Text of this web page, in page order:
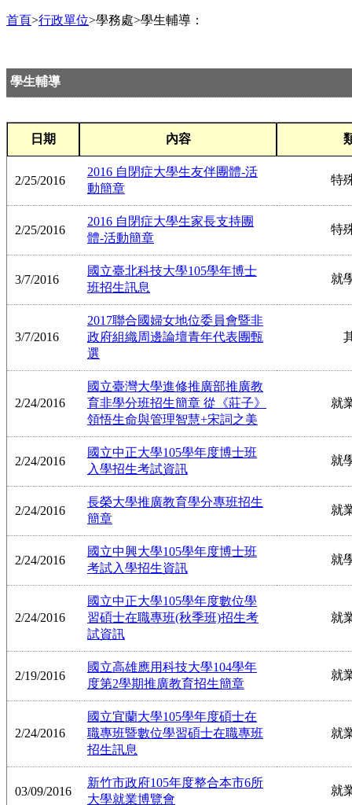
首頁>行政單位>學務處>學生輔導：
學生輔導
日期 內容
2/25/2016
2016 自閉症大學生友伴團體-活
動簡章
特
2/25/2016
2016 自閉症大學生家長支持團
體-活動簡章
特
3/7/2016
國立臺北科技大學105學年博士
班招生訊息
就
3/7/2016
2017聯合國婦女地位委員會暨非
政府組織周邊論壇青年代表團甄
選
2/24/2016
國立臺灣大學進修推廣部推廣教
育非學分班招生簡章 從《莊子》
領悟生命與管理智慧+宋詞之美
就
2/24/2016
國立中正大學105學年度博士班
入學招生考試資訊
就
2/24/2016
長榮大學推廣教育學分專班招生
簡章
就
2/24/2016
國立中興大學105學年度博士班
考試入學招生資訊
就
2/24/2016
國立中正大學105學年度數位學
習碩士在職專班(秋季班)招生考
試資訊
就
2/19/2016
國立高雄應用科技大學104學年
度第2學期推廣教育招生簡章
就
2/24/2016
國立宜蘭大學105學年度碩士在
職專班暨數位學習碩士在職專班
招生訊息
就
03/09/2016
新竹市政府105年度整合本市6所
大學就業博覽會
就